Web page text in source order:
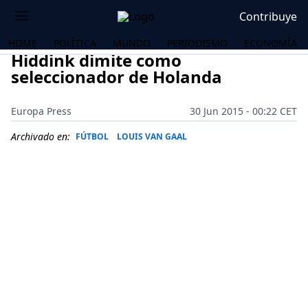
Contribuye
HOME POLÍTICA MUNDO PERIODISMO ECONOMÍA
Hiddink dimite como
seleccionador de Holanda
Europa Press
30 Jun 2015 - 00:22 CET
Archivado en: FÚTBOL LOUIS VAN GAAL